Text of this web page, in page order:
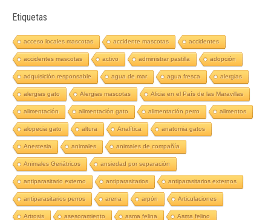
Etiquetas
acceso locales mascotas accidente mascotas accidentes
accidentes mascotas activo administrar pastilla adopción
adquisición responsable agua de mar agua fresca alergias
alergias gato Alergias mascotas Alicia en el País de las Maravillas
alimentación alimentación gato alimentación perro alimentos
alopecia gato altura Analítica anatomia gatos
Anestesia animales animales de compañía
Animales Geriátricos ansiedad por separación
antiparasitario externo antiparasitarios antiparasitarios externos
antiparasitarios perros arena arpón Articulaciones
Artrosis asesoramiento asma felina Asma felino